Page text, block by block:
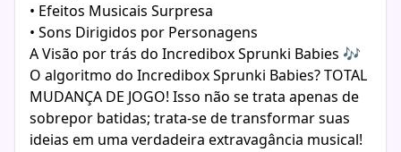
• Efeitos Musicais Surpresa
• Sons Dirigidos por Personagens
A Visão por trás do Incredibox Sprunki Babies 🎶
O algoritmo do Incredibox Sprunki Babies? TOTAL
MUDANÇA DE JOGO! Isso não se trata apenas de
sobrepor batidas; trata-se de transformar suas
ideias em uma verdadeira extravagância musical!